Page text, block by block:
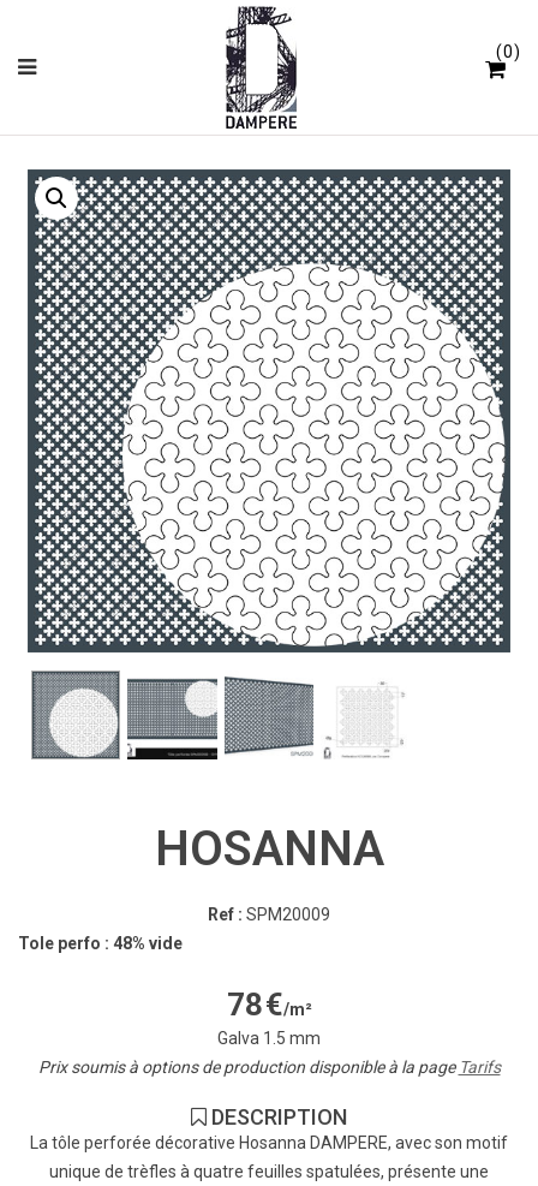
0
HOSANNA
Ref : SPM20009
Tole perfo : 48% vide
78€/m²
Galva 1.5 mm
Prix soumis à options de production disponible à la page Tarifs
DESCRIPTION
La tôle perforée décorative Hosanna DAMPERE, avec son motif
unique de trèfles à quatre feuilles spatulées, présente une
Panneau de gestion des cookies